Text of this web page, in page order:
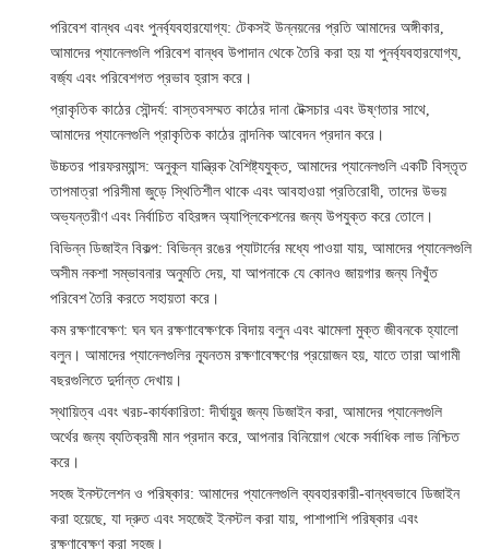
পরিবেশ বান্ধব এবং পুনর্ব্যবহারযোগ্য: টেকসই উন্নয়নের প্রতি আমাদের অঙ্গীকার,
আমাদের প্যানেলগুলি পরিবেশ বান্ধব উপাদান থেকে তৈরি করা হয় যা পুনর্ব্যবহারযোগ্য,
বর্জ্য এবং পরিবেশগত প্রভাব হ্রাস করে।
প্রাকৃতিক কাঠের সৌন্দর্য: বাস্তবসম্মত কাঠের দানা টেক্সচার এবং উষ্ণতার সাথে,
আমাদের প্যানেলগুলি প্রাকৃতিক কাঠের নান্দনিক আবেদন প্রদান করে।
উচ্চতর পারফরম্যান্স: অনুকূল যান্ত্রিক বৈশিষ্ট্যযুক্ত, আমাদের প্যানেলগুলি একটি বিস্তৃত
তাপমাত্রা পরিসীমা জুড়ে স্থিতিশীল থাকে এবং আবহাওয়া প্রতিরোধী, তাদের উভয়
অভ্যন্তরীণ এবং নির্বাচিত বহিরঙ্গন অ্যাপ্লিকেশনের জন্য উপযুক্ত করে তোলে।
বিভিন্ন ডিজাইন বিকল্প: বিভিন্ন রঙের প্যাটার্নের মধ্যে পাওয়া যায়, আমাদের প্যানেলগুলি
অসীম নকশা সম্ভাবনার অনুমতি দেয়, যা আপনাকে যে কোনও জায়গার জন্য নিখুঁত
পরিবেশ তৈরি করতে সহায়তা করে।
কম রক্ষণাবেক্ষণ: ঘন ঘন রক্ষণাবেক্ষণকে বিদায় বলুন এবং ঝামেলা মুক্ত জীবনকে হ্যালো
বলুন। আমাদের প্যানেলগুলির ন্যূনতম রক্ষণাবেক্ষণের প্রয়োজন হয়, যাতে তারা আগামী
বছরগুলিতে দুর্দান্ত দেখায়।
স্থায়িত্ব এবং খরচ-কার্যকারিতা: দীর্ঘায়ুর জন্য ডিজাইন করা, আমাদের প্যানেলগুলি
অর্থের জন্য ব্যতিক্রমী মান প্রদান করে, আপনার বিনিয়োগ থেকে সর্বাধিক লাভ নিশ্চিত
করে।
সহজ ইনস্টলেশন ও পরিষ্কার: আমাদের প্যানেলগুলি ব্যবহারকারী-বান্ধবভাবে ডিজাইন
করা হয়েছে, যা দ্রুত এবং সহজেই ইনস্টল করা যায়, পাশাপাশি পরিষ্কার এবং
রক্ষণাবেক্ষণ করা সহজ।